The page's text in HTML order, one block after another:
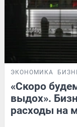
ЭКОНОМИКА
«Скоро
выдох».
расходы на